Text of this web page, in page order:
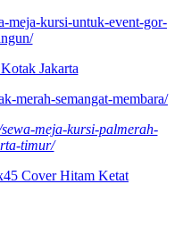
meja-kursi-untuk-event-gor-
Jakarta
merah-semangat-membara/
meja-kursi-palmerah-
timur/